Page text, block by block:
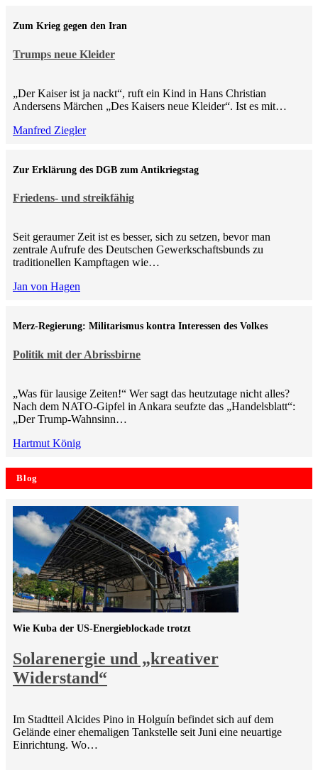
Trumps neue Kleider
Zum Krieg gegen den Iran
„Der Kaiser ist ja nackt“, ruft ein Kind in Hans Christian
Andersens Märchen „Des Kaisers neue Kleider“. Ist es mit…
Manfred Ziegler
Friedens- und streikfähig
Zur Erklärung des DGB zum Antikriegstag
Seit geraumer Zeit ist es besser, sich zu setzen, bevor man
zentrale Aufrufe des Deutschen Gewerkschaftsbunds zu
traditionellen Kampftagen wie…
Jan von Hagen
Politik mit der Abrissbirne
Merz-Regierung: Militarismus kontra Inte­ressen des Volkes
„Was für lausige Zeiten!“ Wer sagt das heutzutage nicht alles?
Nach dem NATO-Gipfel in Ankara seufzte das „Handelsblatt“:
„Der Trump-Wahnsinn…
Hartmut König
Blog
Solarenergie und „kreativer
Widerstand“
Wie Kuba der US-Energieblockade trotzt
Im Stadtteil Alcides Pino in Holguín befindet sich auf dem
Gelände einer ehemaligen Tankstelle seit Juni eine neuartige
Einrichtung. Wo…